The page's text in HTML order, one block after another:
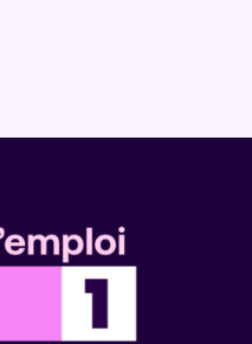
est officiellement